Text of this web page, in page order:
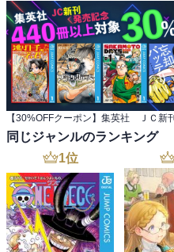
同じジャンルのランキング
1位